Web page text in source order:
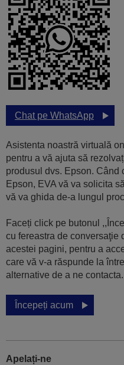
Chat pe WhatsApp
Asistenta noastră virtuală
pentru a vă ajuta să
produsul dvs. Epson. Când
Epson, EVA vă va solicita
vă va ghida de-a lungul
Faceți click pe butonul
cu fereastra de conversaţie
acestei pagini, pentru a
care vă v-a răspunde la
alternative de a ne contacta.
Începeți acum
Apelați-ne